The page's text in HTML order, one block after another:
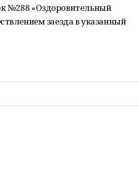
№288 «Оздоровительный
заезда в указанный